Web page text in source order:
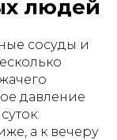
людей
сосуды и
давление
а к вечеру